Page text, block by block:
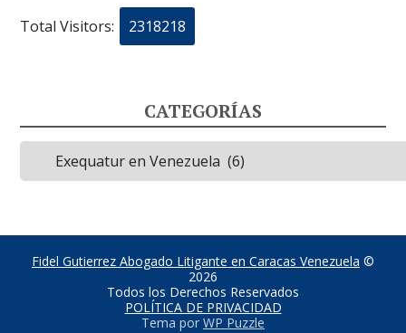
Total Visitors: 2318218
CATEGORÍAS
Categorías
Fidel Gutierrez Abogado Litigante en Caracas Venezuela ©
2026
Todos los Derechos Reservados
POLÍTICA DE PRIVACIDAD
Tema por WP Puzzle